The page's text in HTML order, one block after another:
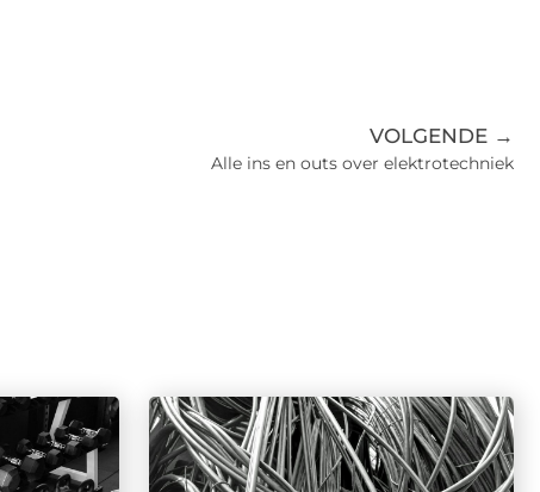
VOLGENDE →
Alle ins en outs over elektrotechniek